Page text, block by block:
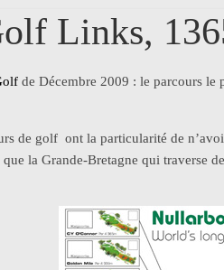
Links,
de Décembre 2009 : le parcours
de golf ont la particularité de
la Grande-Bretagne qui traverse